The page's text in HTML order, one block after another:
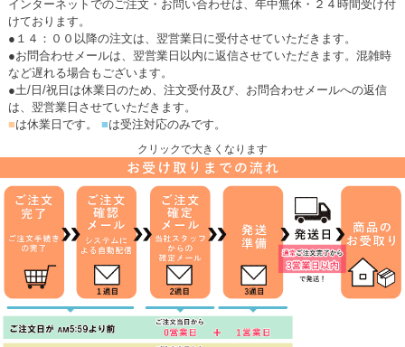
インターネットでのご注文・お問い合わせは、年中無休・２４時間受け付
けております。
●１４：００以降の注文は、翌営業日に受付させていただきます。
●お問合わせメールは、翌営業日以内に返信させていただきます。混雑時
など遅れる場合もございます。
●土/日/祝日は休業日のため、注文受付及び、お問合わせメールへの返信
は、翌営業日させていただきます。
■は休業日です。 ■は受注対応のみです。
クリックで大きくなります